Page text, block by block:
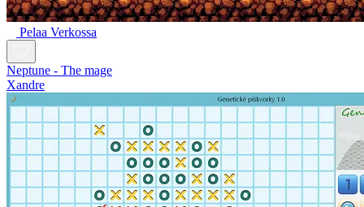
Pelaa Verkossa
Neptune - The mage
Xandre